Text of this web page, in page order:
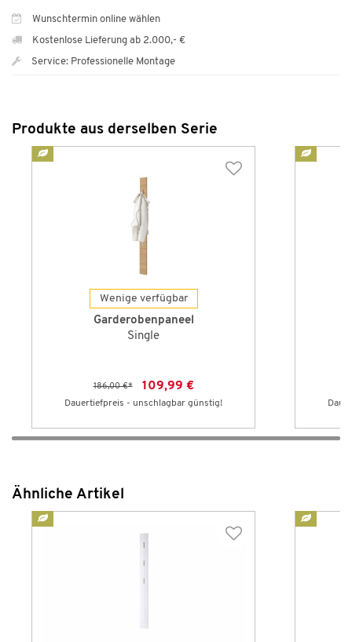
Wunschtermin online wählen
Kostenlose Lieferung ab 2.000,- €
Service: Professionelle Montage
Produkte aus derselben Serie
Wenige verfügbar
Garderobenpaneel
Single
186,00 €* 109,99 €
Dauertiefpreis - unschlagbar günstig!
Ähnliche Artikel